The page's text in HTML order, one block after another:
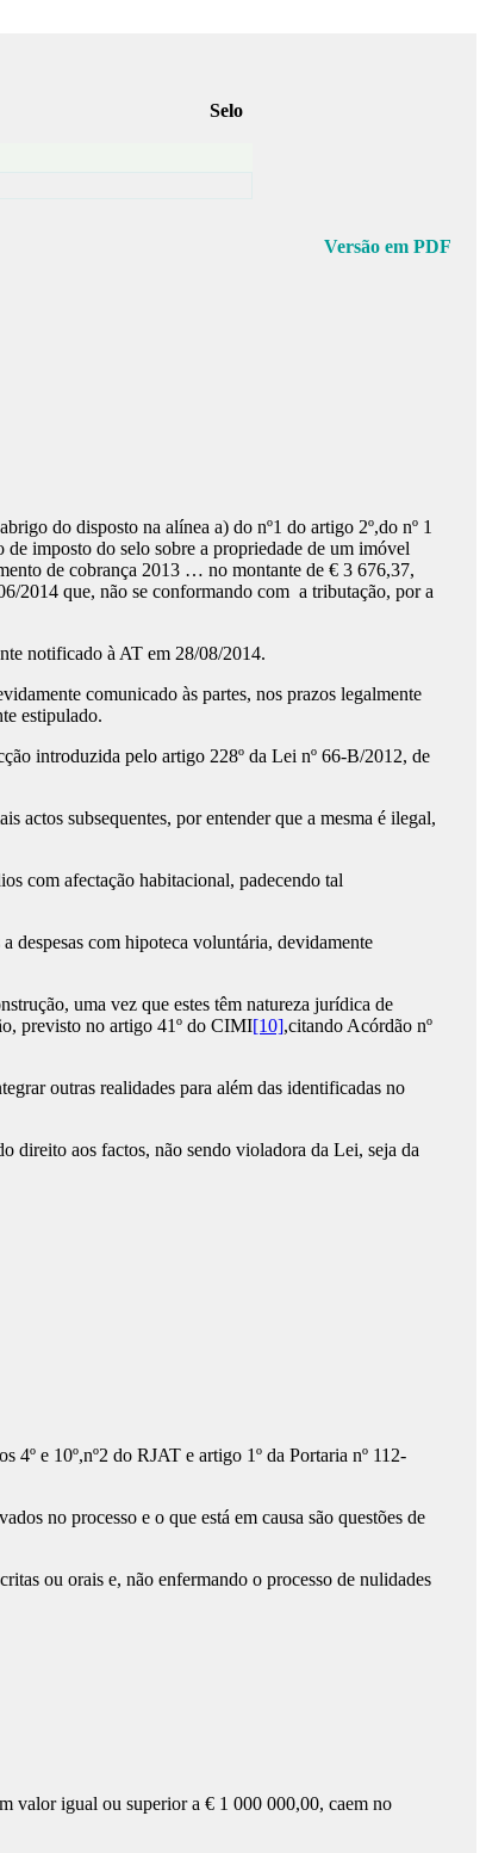
Selo
Versão em PDF
do disposto na alínea a) do nº1 do artigo 2º,do nº 1
imposto do selo sobre a propriedade de um imóvel
de cobrança 2013 … no montante de € 3 676,37,
2014 que, não se conformando com a tributação, por a
notificado à AT em 28/08/2014.
comunicado às partes, nos prazos legalmente
estipulado.
introduzida pelo artigo 228º da Lei nº 66-B/2012, de
actos subsequentes, por entender que a mesma é ilegal,
com afectação habitacional, padecendo tal
com hipoteca voluntária, devidamente
uma vez que estes têm natureza jurídica de
previsto no artigo 41º do CIMI[10],citando Acórdão nº
outras realidades para além das identificadas no
direito aos factos, não sendo violadora da Lei, seja da
4º e 10º,nº2 do RJAT e artigo 1º da Portaria nº 112-
no processo e o que está em causa são questões de
ou orais e, não enfermando o processo de nulidades
valor igual ou superior a € 1 000 000,00, caem no